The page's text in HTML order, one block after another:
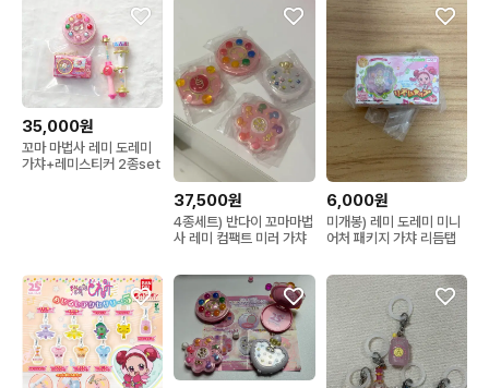
35,000원
꼬마 마법사 레미 도레미
가챠+레미스티커 2종set
37,500원
4종세트) 반다이 꼬마마법
사 레미 컴팩트 미러 가챠
6,000원
미개봉) 레미 도레미 미니
어처 패키지 가챠 리듬탭